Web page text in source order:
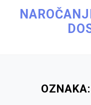
OZNAKA: